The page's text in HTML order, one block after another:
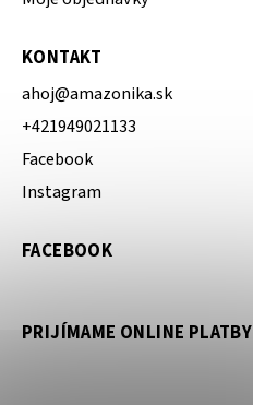
KONTAKT
ahoj@amazonika.sk
+421949021133
Facebook
Instagram
FACEBOOK
PRIJÍMAME ONLINE PLATBY